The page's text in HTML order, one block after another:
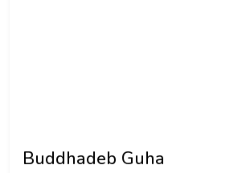
Buddhadeb Guha